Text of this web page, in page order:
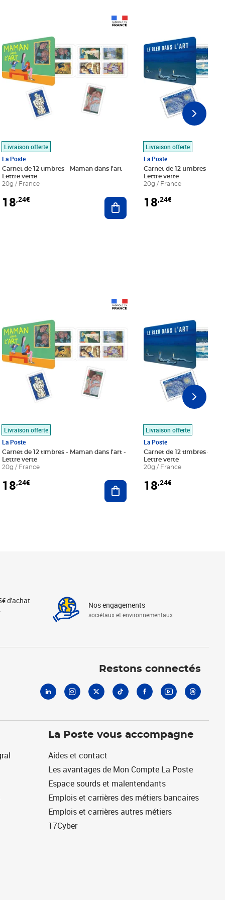
au panier
Livraison offerte
La Poste
Carnet de 12 timbres - Maman dans l'art -
Lettre verte
20g / France
18,24€ Ajouter au panier
Livraison offerte
La Poste
Carnet de 12 timbres - Le
Lettre verte
20g / France
18,24€
au panier
Livraison offerte
La Poste
Carnet de 12 timbres - Maman dans l'art -
Lettre verte
20g / France
18,24€ Ajouter au panier
Livraison offerte
La Poste
Carnet de 12 timbres - Le
Lettre verte
20g / France
18,24€
d'achat Nos engagements
sociétaux et environnementaux
Restons connectés
La Poste vous accompagne
Aides et contact
Les avantages de Mon Compte La Poste
Espace sourds et malentendants
Emplois et carrières des métiers bancaires
Emplois et carrières autres métiers
17Cyber